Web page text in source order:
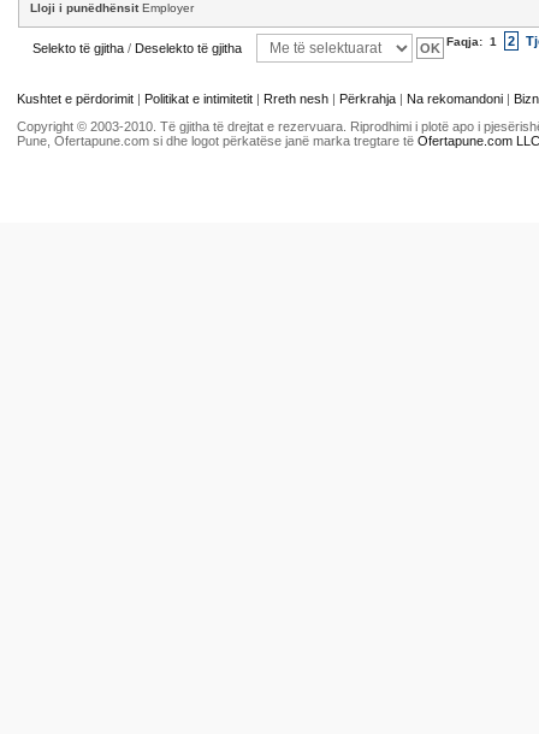
Lloji i punëdhënsitEmployer
Selekto të gjitha / Deselekto të gjitha Faqja: 1 2
Kushtet e përdorimit | Politikat e intimitetit | Rreth nesh | Përkrahja | Na rekomandoni |
Copyright © 2003-2010. Të gjitha të drejtat e rezervuara. Riprodhimi i plotë apo i
Pune, Ofertapune.com si dhe logot përkatëse janë marka tregtare të Ofertapune.com LLC